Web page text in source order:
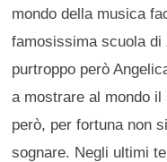
mondo della musica
famosissima scuola di
purtroppo però
a mostrare al mondo
però, per fortuna non
sognare. Negli ultimi